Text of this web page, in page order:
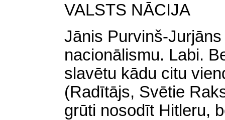
VALSTS NĀCIJA
Jānis Purvinš-
nacionālismu. Labi.
slavētu kādu citu
(Radītājs, Svētie
grūti nosodīt Hitleru,